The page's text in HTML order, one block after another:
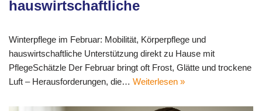
hauswirtschaftliche
Winterpflege im Februar: Mobilität, Körperpflege und
hauswirtschaftliche Unterstützung direkt zu Hause mit
PflegeSchätzle Der Februar bringt oft Frost, Glätte und trockene
Luft – Herausforderungen, die… Weiterlesen »